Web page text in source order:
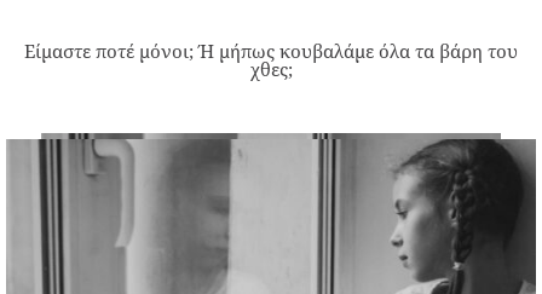
Είμαστε ποτέ μόνοι; Ή μήπως κουβαλάμε όλα τα βάρη του
χθες;